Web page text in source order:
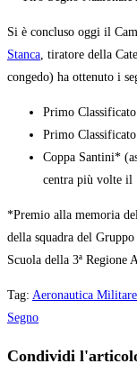
Si è concluso oggi il
Stanca, tiratore della
congedo) ha ottenuto i
Primo
Primo
Coppa Santini*
centra più volte il
*Premio alla memoria
della squadra del
Scuola della 3ª Regione
Tag: Aeronautica Militare
Segno
Condividi